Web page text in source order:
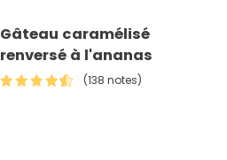
Gâteau caramélisé
renversé à l'ananas
(138 notes)